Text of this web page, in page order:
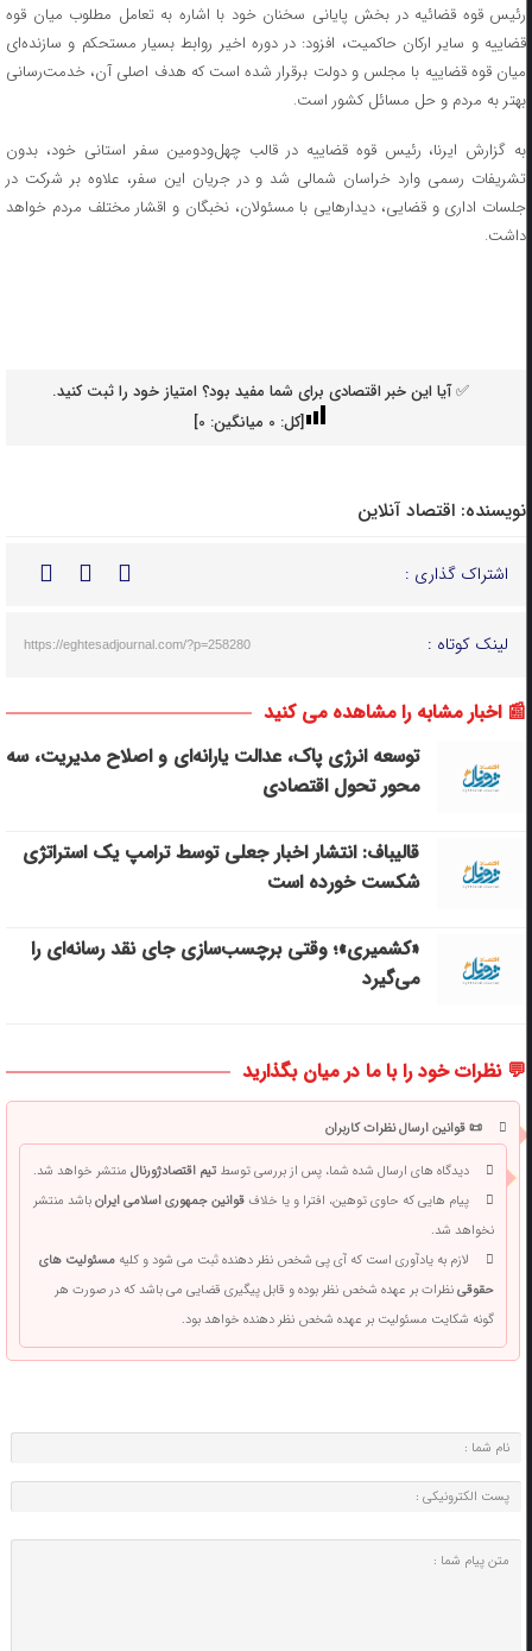
رئیس قوه قضائیه در بخش پایانی سخنان خود با اشاره به تعامل مطلوب میان قوه
قضاییه و سایر ارکان حاکمیت، افزود: در دوره اخیر روابط بسیار مستحکم و سازنده‌ای
میان قوه قضاییه با مجلس و دولت برقرار شده است که هدف اصلی آن، خدمت‌رسانی
بهتر به مردم و حل مسائل کشور است.
به گزارش ایرنا، رئیس قوه قضاییه در قالب چهل‌ودومین سفر استانی خود، بدون
تشریفات رسمی وارد خراسان شمالی شد و در جریان این سفر، علاوه بر شرکت در
جلسات اداری و قضایی، دیدار‌هایی با مسئولان، نخبگان و اقشار مختلف مردم خواهد
داشت.
✅ آیا این خبر اقتصادی برای شما مفید بود؟ امتیاز خود را ثبت کنید.
[کل: 0میانگین: 0
]
نویسنده: اقتصاد آنلاین
اشتراک گذاری :
لینک کوتاه : https://eghtesadjournal.com/?p=258280
📰 اخبار مشابه را مشاهده می کنید
توسعه انرژی پاک، عدالت یارانه‌ای و اصلاح مدیریت، سه
محور تحول اقتصادی
قالیباف: انتشار اخبار جعلی توسط ترامپ یک استراتژی
شکست خورده است
«کشمیری»؛ وقتی برچسب‌سازی جای نقد رسانه‌ای را
می‌گیرد
💬 نظرات خود را با ما در میان بگذارید
📜 قوانین ارسال نظرات کاربران
دیدگاه های ارسال شده شما، پس از بررسی توسطتیم اقتصادژورنالمنتشر خواهد شد.
پیام هایی که حاوی توهین، افترا و یا خلافقوانین جمهوری اسلامی ایرانباشد منتشر
نخواهد شد.
لازم به یادآوری است که آی پی شخص نظر دهنده ثبت می شود و کلیهمسئولیت های
حقوقینظرات بر عهده شخص نظر بوده و قابل پیگیری قضایی می باشد که در صورت هر
گونه شکایت مسئولیت بر عهده شخص نظر دهنده خواهد بود.